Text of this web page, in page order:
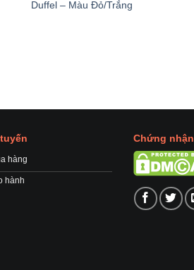
Duffel – Màu Đỏ/Trắng
hàng
hành
Chứng nhận